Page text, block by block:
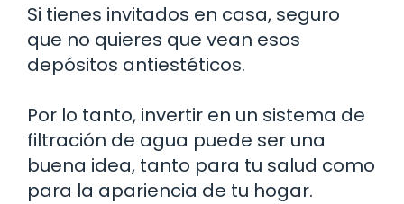
Si tienes invitados en casa, seguro
que no quieres que vean esos
depósitos antiestéticos.
Por lo tanto, invertir en un sistema de
filtración de agua puede ser una
buena idea, tanto para tu salud como
para la apariencia de tu hogar.